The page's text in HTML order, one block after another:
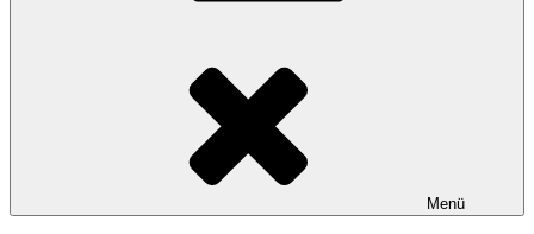
Menü